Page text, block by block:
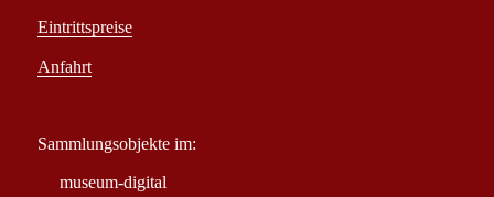
Eintrittspreise
Anfahrt
Sammlungsobjekte im:
museum-digital